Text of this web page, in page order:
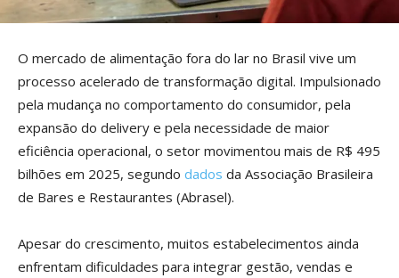
O mercado de alimentação fora do lar no Brasil vive um
processo acelerado de transformação digital. Impulsionado
pela mudança no comportamento do consumidor, pela
expansão do delivery e pela necessidade de maior
eficiência operacional, o setor movimentou mais de R$ 495
bilhões em 2025, segundo dados da Associação Brasileira
de Bares e Restaurantes (Abrasel).
Apesar do crescimento, muitos estabelecimentos ainda
enfrentam dificuldades para integrar gestão, vendas e